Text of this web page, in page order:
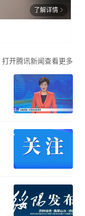
了解详情
打开腾讯新闻查看更多